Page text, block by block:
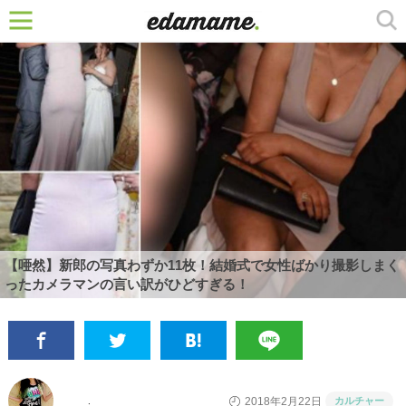
【唖然】新郎の写真わずか11枚！結婚式で女性ばかり撮影しまく
ったカメラマンの言い訳がひどすぎる！
2018年2月22日 カルチャー